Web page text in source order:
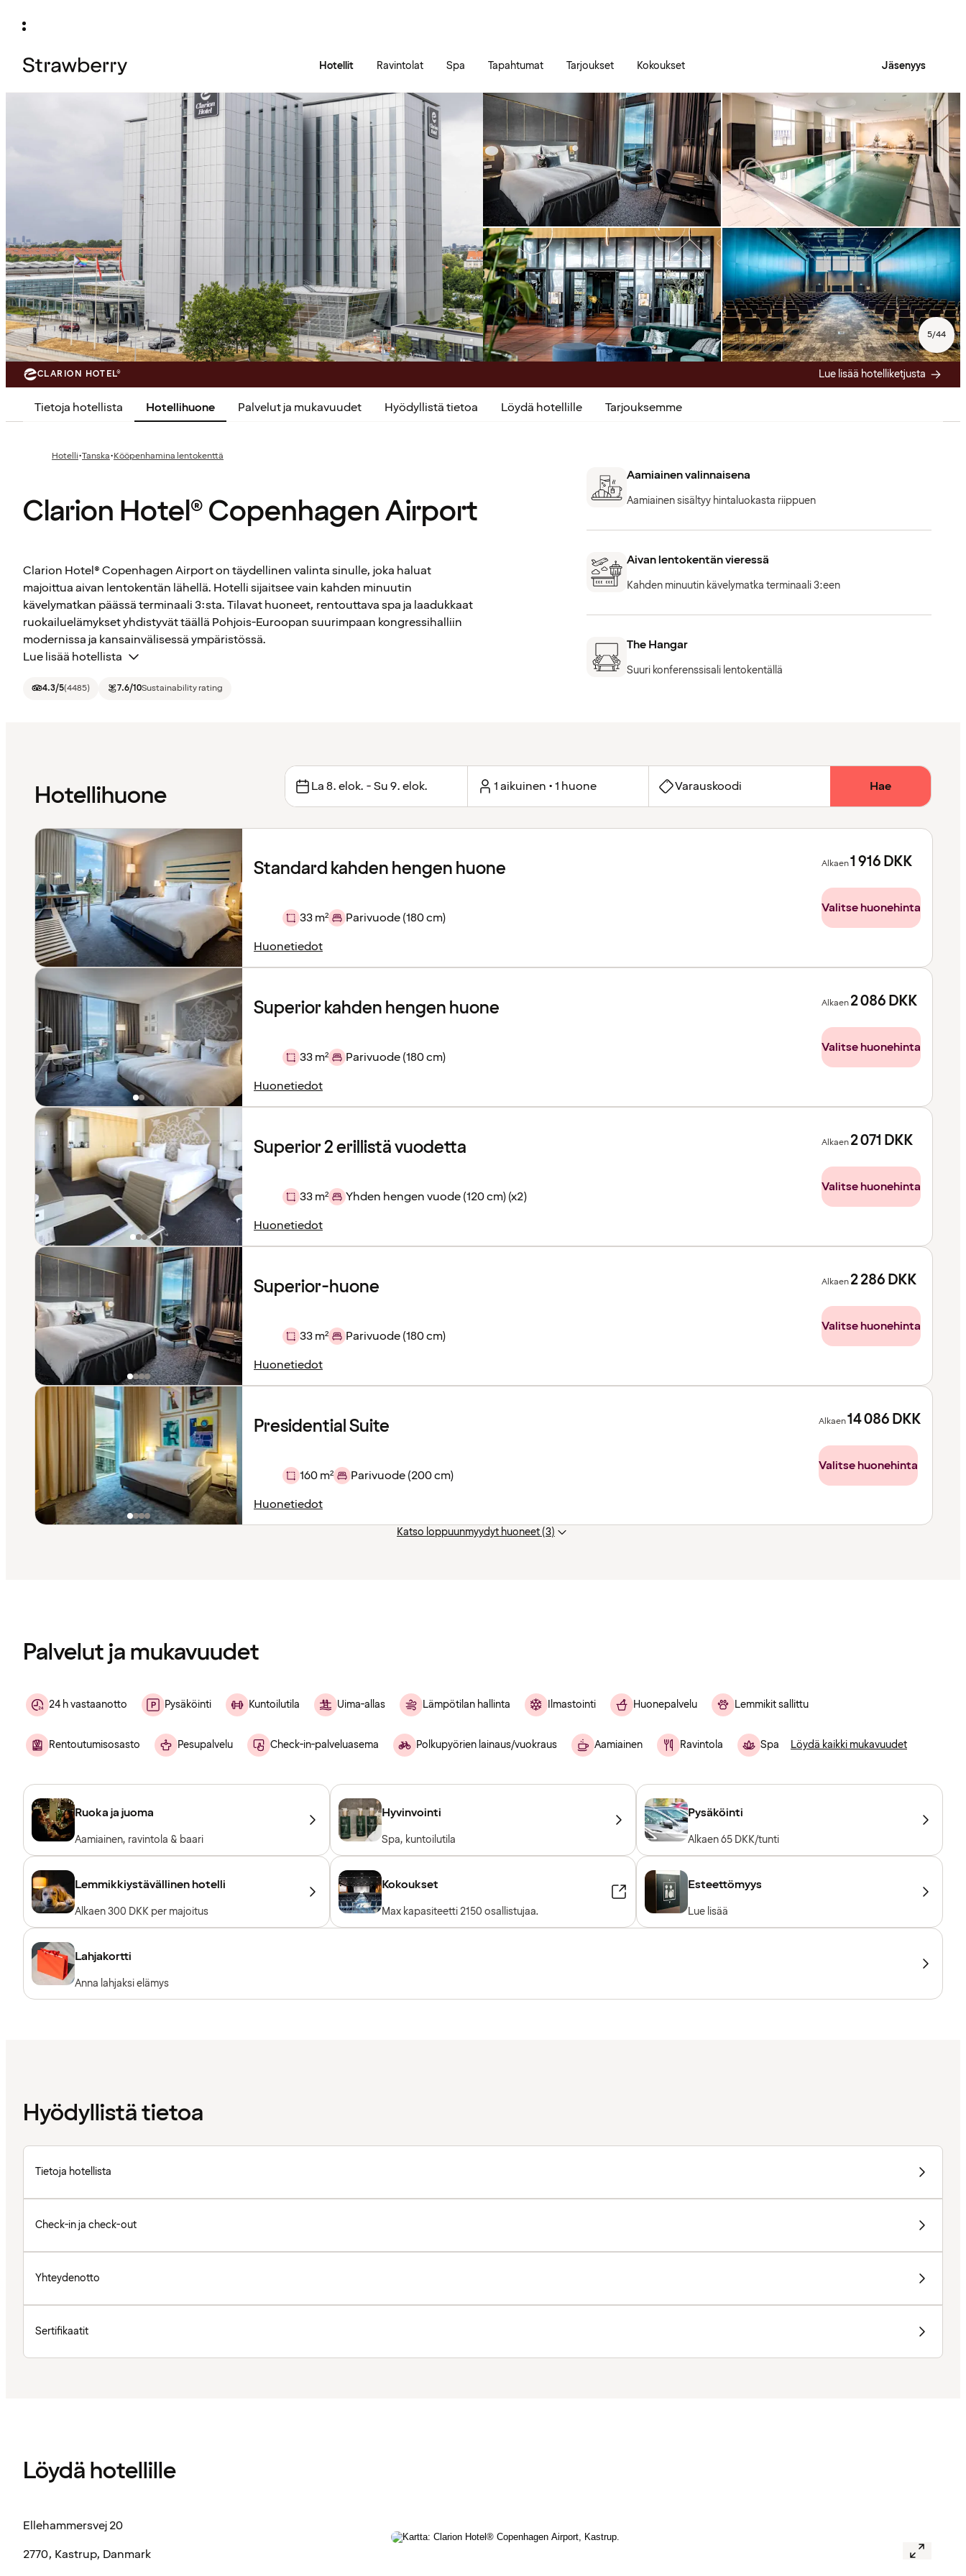
Hotellit Ravintolat Spa Tapahtumat Tarjoukset Kokoukset Jäsenyys
5/44
CLARION HOTEL® Lue lisää hotelliketjusta
Tietoja hotellista Hotellihuone Palvelut ja mukavuudet Hyödyllistä tietoa Löydä hotellille Tarjouksemme
Hotelli·Tanska·Kööpenhamina lentokenttä
Clarion Hotel® Copenhagen Airport
Clarion Hotel® Copenhagen Airport on täydellinen valinta sinulle, joka haluat
majoittua aivan lentokentän lähellä. Hotelli sijaitsee vain kahden minuutin
kävelymatkan päässä terminaali 3:sta. Tilavat huoneet, rentouttava spa ja laadukkaat
ruokailuelämykset yhdistyvät täällä Pohjois-Euroopan suurimpaan kongressihalliin
modernissa ja kansainvälisessä ympäristössä.
Lue lisää hotellista
4.3/5(4485) 7.6/10Sustainability rating
Aamiainen valinnaisena
Aamiainen sisältyy hintaluokasta riippuen
Aivan lentokentän vieressä
Kahden minuutin kävelymatka terminaali 3:een
The Hangar
Suuri konferenssisali lentokentällä
Hotellihuone La 8. elok. - Su 9. elok. 1 aikuinen • 1 huone Varauskoodi Hae
Standard kahden hengen huone
33 m²
Parivuode (180 cm)
Huonetiedot
Alkaen1 916DKK
Valitse huonehinta
Superior kahden hengen huone
33 m²
Parivuode (180 cm)
Huonetiedot
Alkaen2 086DKK
Valitse huonehinta
Superior 2 erillistä vuodetta
33 m²
Yhden hengen vuode (120 cm) (x2)
Huonetiedot
Alkaen2 071 DKK
Valitse huonehinta
Superior-huone
33 m²
Parivuode (180 cm)
Huonetiedot
Alkaen2 286DKK
Valitse huonehinta
Presidential Suite
160 m²
Parivuode (200 cm)
Huonetiedot
Alkaen14 086DKK
Valitse huonehinta
Katso loppuunmyydyt huoneet (3)
Palvelut ja mukavuudet
24 h vastaanotto Pysäköinti Kuntoilutila Uima-allas Lämpötilan hallinta Ilmastointi Huonepalvelu Lemmikit sallittu
Rentoutumisosasto Pesupalvelu Check-in-palveluasema Polkupyörien lainaus/vuokraus Aamiainen Ravintola Spa Löydä kaikki mukavuudet
Ruoka ja juoma
Aamiainen, ravintola & baari
Hyvinvointi
Spa, kuntoilutila
Pysäköinti
Alkaen 65 DKK/tunti
Lemmikkiystävällinen hotelli
Alkaen 300 DKK per majoitus
Kokoukset
Max kapasiteetti 2150 osallistujaa.
Esteettömyys
Lue lisää
Lahjakortti
Anna lahjaksi elämys
Hyödyllistä tietoa
Tietoja hotellista
Check-in ja check-out
Yhteydenotto
Sertifikaatit
Löydä hotellille
Ellehammersvej 20
2770, Kastrup, Danmark